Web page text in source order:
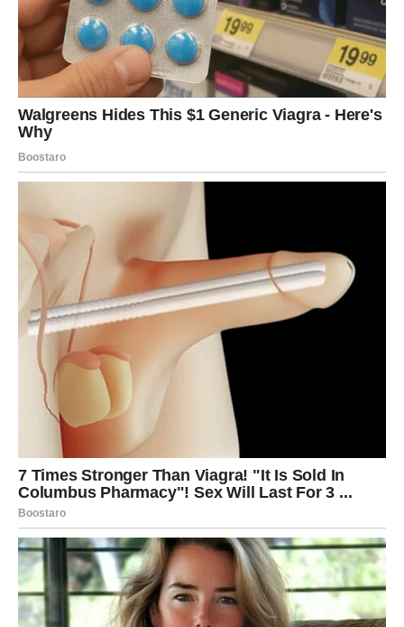
donijeti osjećaj ispunjenosti. Poslovni uspjesi donijeće
vam veliko zadovoljstvo, finansije će biti stabilnije, a
ljubavni život ispuniće vas toplinom, povjerenjem i
iskrenim emocijama.
Budite otvoreni za sve što dolazi i vjerujte da vas očekuju
najljepši trenuci. Zvijezde jasno pokazuju da upravo sada
počinje razdoblje u kojem ćete imati mnogo razloga za
Najljepše vijesti tek stižu, a upravo zbog njih osjetićete
da ste zakoračili u jedno od najsrećnijih poglavlja svog
života.